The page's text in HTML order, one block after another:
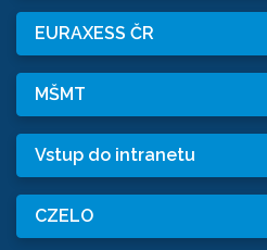
EURAXESS ČR
MŠMT
Vstup do intranetu
CZELO